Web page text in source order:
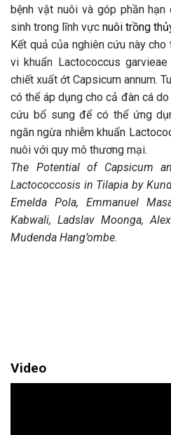
bệnh vật nuôi và góp phần hạn
sinh trong lĩnh vực nuôi trồng
Kết quả của nghiên cứu này
vi khuẩn Lactococcus
chiết xuất ớt Capsicum annum.
có thể áp dụng cho cả đàn cá
cứu bổ sung để có thể ứng
ngăn ngừa nhiễm khuẩn
nuôi với quy mô thương mại.
The Potential of Capsicum
Lactococcosis in Tilapia by
Emelda Pola, Emmanuel
Kabwali, Ladslav Moonga,
Mudenda Hang’ombe.
Video